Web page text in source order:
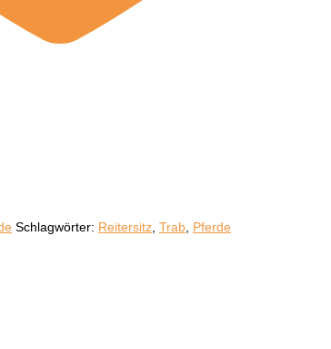
Schlagwörter: Reitersitz Trab Pferde